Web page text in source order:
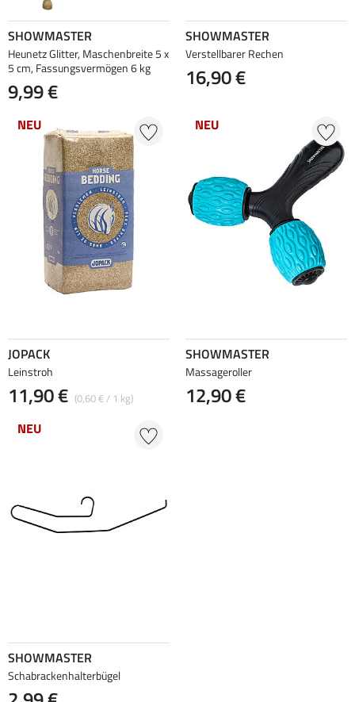
SHOWMASTER
Heunetz Glitter, Maschenbreite 5 x
5 cm, Fassungsvermögen 6 kg
9,99 €
SHOWMASTER
Verstellbarer Rechen
16,90 €
NEU
JOPACK
Leinstroh
11,90 € (0,60 € / 1 kg)
NEU
SHOWMASTER
Massageroller
12,90 €
NEU
SHOWMASTER
Schabrackenhalterbügel